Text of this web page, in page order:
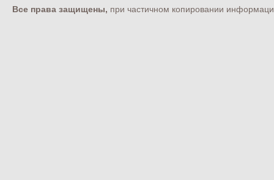
Все права защищены, при частичном копировании